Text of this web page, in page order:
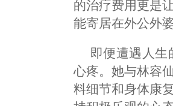
的治疗费用更是
能寄居在外公外
即便遭遇人
心疼。她与林容
料细节和身体康